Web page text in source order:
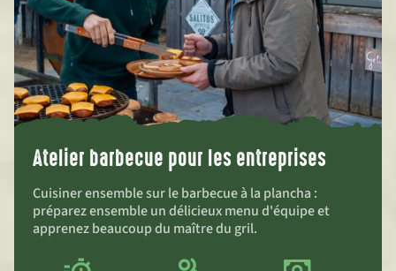
Atelier barbecue pour les entreprises
Cuisiner ensemble sur le barbecue à la plancha :
préparez ensemble un délicieux menu d'équipe et
apprenez beaucoup du maître du gril.